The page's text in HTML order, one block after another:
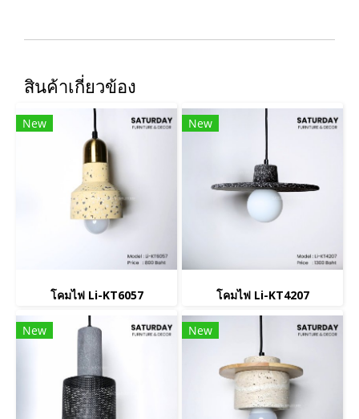
สินค้าเกี่ยวข้อง
New
โคมไฟ Li-KT6057
New
โคมไฟ Li-KT4207
New New